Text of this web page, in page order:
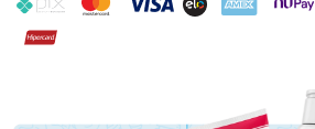
Hipercard
Promoção em Destaque